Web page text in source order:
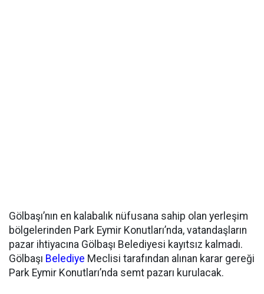
Gölbaşı’nın en kalabalık nüfusana sahip olan yerleşim
bölgelerinden Park Eymir Konutları’nda, vatandaşların
pazar ihtiyacına Gölbaşı Belediyesi kayıtsız kalmadı.
Gölbaşı Belediye Meclisi tarafından alınan karar gereği
Park Eymir Konutları’nda semt pazarı kurulacak.